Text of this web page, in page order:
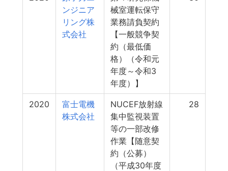
ンジニア
リング株
式会社
械室運転保守
業務請負契約
【一般競争契
約（最低価
格）（令和元
年度～令和3
年度）】
2020
富士電機
株式会社
NUCEF放射線
集中監視装置
等の一部改修
作業【随意契
約（公募）
（平成30年度
28